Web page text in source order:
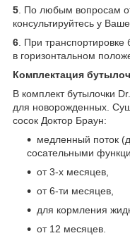
5. По любым вопросам
консультируйтесь у
6. При транспортировке
в горизонтальном
Комплектация
В комплект бутылочки
для новорожденных.
сосок Доктор Браун:
медленный поток
сосательными
от 3-х месяцев,
от 6-ти месяцев,
для кормления
от 12 месяцев.